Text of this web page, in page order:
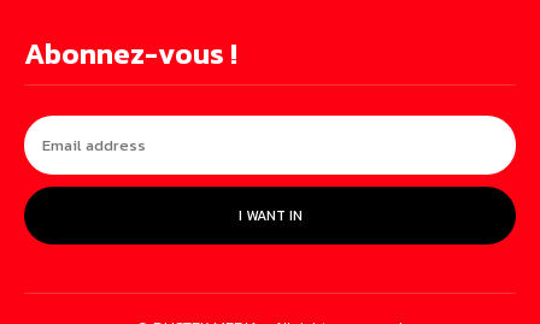
Abonnez-vous !
I WANT IN